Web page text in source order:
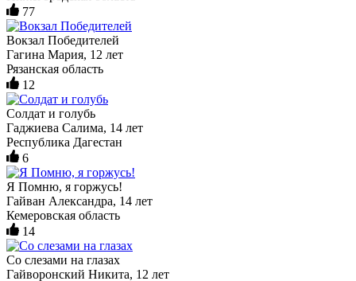
77
Вокзал Победителей
Гагина Мария, 12 лет
Рязанская область
12
Солдат и голубь
Гаджиева Салима, 14 лет
Республика Дагестан
6
Я Помню, я горжусь!
Гайван Александра, 14 лет
Кемеровская область
14
Со слезами на глазах
Гайворонский Никита, 12 лет